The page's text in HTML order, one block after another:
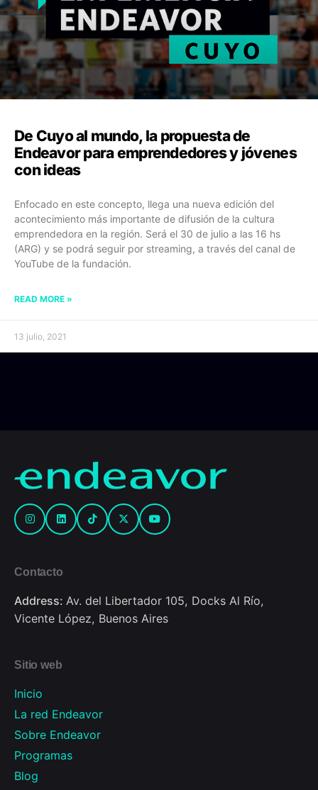
De Cuyo al mundo, la propuesta de
Endeavor para emprendedores y jóvenes
con ideas
Enfocado en este concepto, llega una nueva edición del
acontecimiento más importante de difusión de la cultura
emprendedora en la región. Será el 30 de julio a las 16 hs
(ARG) y se podrá seguir por streaming, a través del canal de
YouTube de la fundación.
READ MORE »
13 julio, 2021
Contacto
Address: Av. del Libertador 105, Docks Al Río,
Vicente López, Buenos Aires
Sitio web
Inicio
La red Endeavor
Sobre Endeavor
Programas
Blog